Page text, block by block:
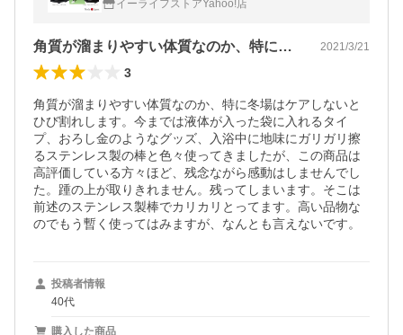
イーライフストアYahoo!店
角質が溜まりやすい体質なのか、特に冬場… 2021/3/21
3
角質が溜まりやすい体質なのか、特に冬場はケアしないと
ひび割れします。今までは液体が入った袋に入れるタイ
プ、おろし金のようなグッズ、入浴中に地味にガリガリ擦
るステンレス製の棒と色々使ってきましたが、この商品は
高評価している方々ほど、残念ながら感動はしませんでし
た。踵の上が取りきれません。残ってしまいます。そこは
前述のステンレス製棒でカリカリとってます。高い品物な
のでもう暫く使ってはみますが、なんとも言えないです。
投稿者情報
40代
購入した商品